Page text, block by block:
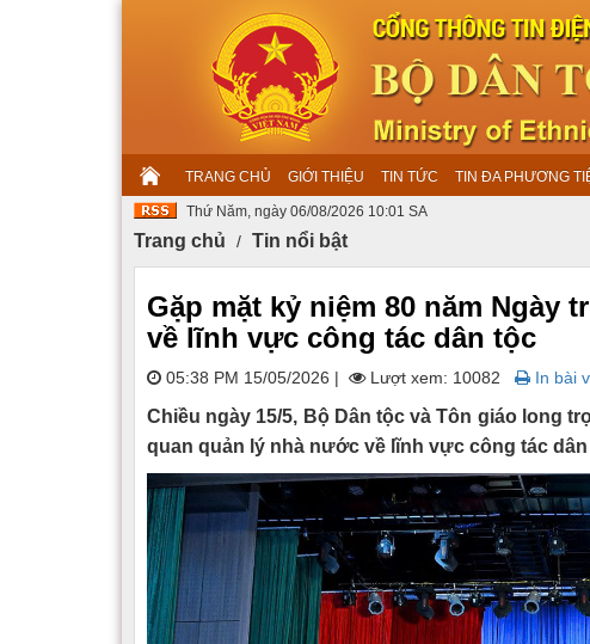
TRANG CHỦ GIỚI THIỆU TIN TỨC TIN ĐA PHƯƠNG
Thứ Năm, ngày 06/08/2026 10:01 SA
Trang chủ Tin nổi bật
Gặp mặt kỷ niệm 80 năm
về lĩnh vực công tác dân tộc
05:38 PM 15/05/2026 | Lượt xem: 10082 In bài
Chiều ngày 15/5, Bộ Dân tộc và Tôn giáo long
quan quản lý nhà nước về lĩnh vực công tác dân